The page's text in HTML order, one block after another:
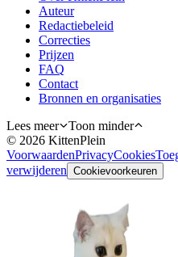
Auteur
Redactiebeleid
Correcties
Prijzen
FAQ
Contact
Bronnen en organisaties
Lees meer
Toon minder
© 2026 KittenPlein
VoorwaardenPrivacyCookies
verwijderen Cookievoorkeuren